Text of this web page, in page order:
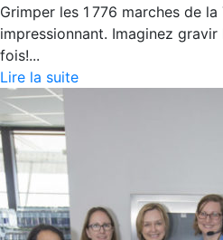
Grimper les 1 776 marches de la
impressionnant. Imaginez
fois!...
Lire la suite